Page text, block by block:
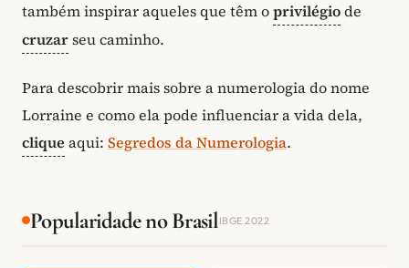
também inspirar aqueles que têm oprivilégiode
cruzarseu caminho.
Para descobrir mais sobre a numerologia do nome
Lorraine e como ela pode influenciar a vida dela,
clique aqui: Segredos da Numerologia.
Popularidade no BrasilIBGE 2022